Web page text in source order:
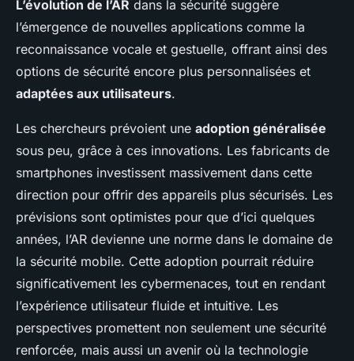
L’évolution de l’AR dans la sécurité suggère
l’émergence de nouvelles applications comme la
reconnaissance vocale et gestuelle, offrant ainsi des
options de sécurité encore plus personnalisées et
adaptées aux utilisateurs.
Les chercheurs prévoient une adoption généralisée
sous peu, grâce à ces innovations. Les fabricants de
smartphones investissent massivement dans cette
direction pour offrir des appareils plus sécurisés. Les
prévisions sont optimistes pour que d’ici quelques
années, l’AR devienne une norme dans le domaine de
la sécurité mobile. Cette adoption pourrait réduire
significativement les cybermenaces, tout en rendant
l’expérience utilisateur fluide et intuitive. Les
perspectives promettent non seulement une sécurité
renforcée, mais aussi un avenir où la technologie